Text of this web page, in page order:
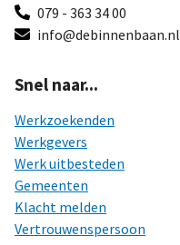
079 - 363 34 00
info@debinnenbaan.nl
Snel naar...
Werkzoekenden
Werkgevers
Werk uitbesteden
Gemeenten
Klacht melden
Vertrouwenspersoon